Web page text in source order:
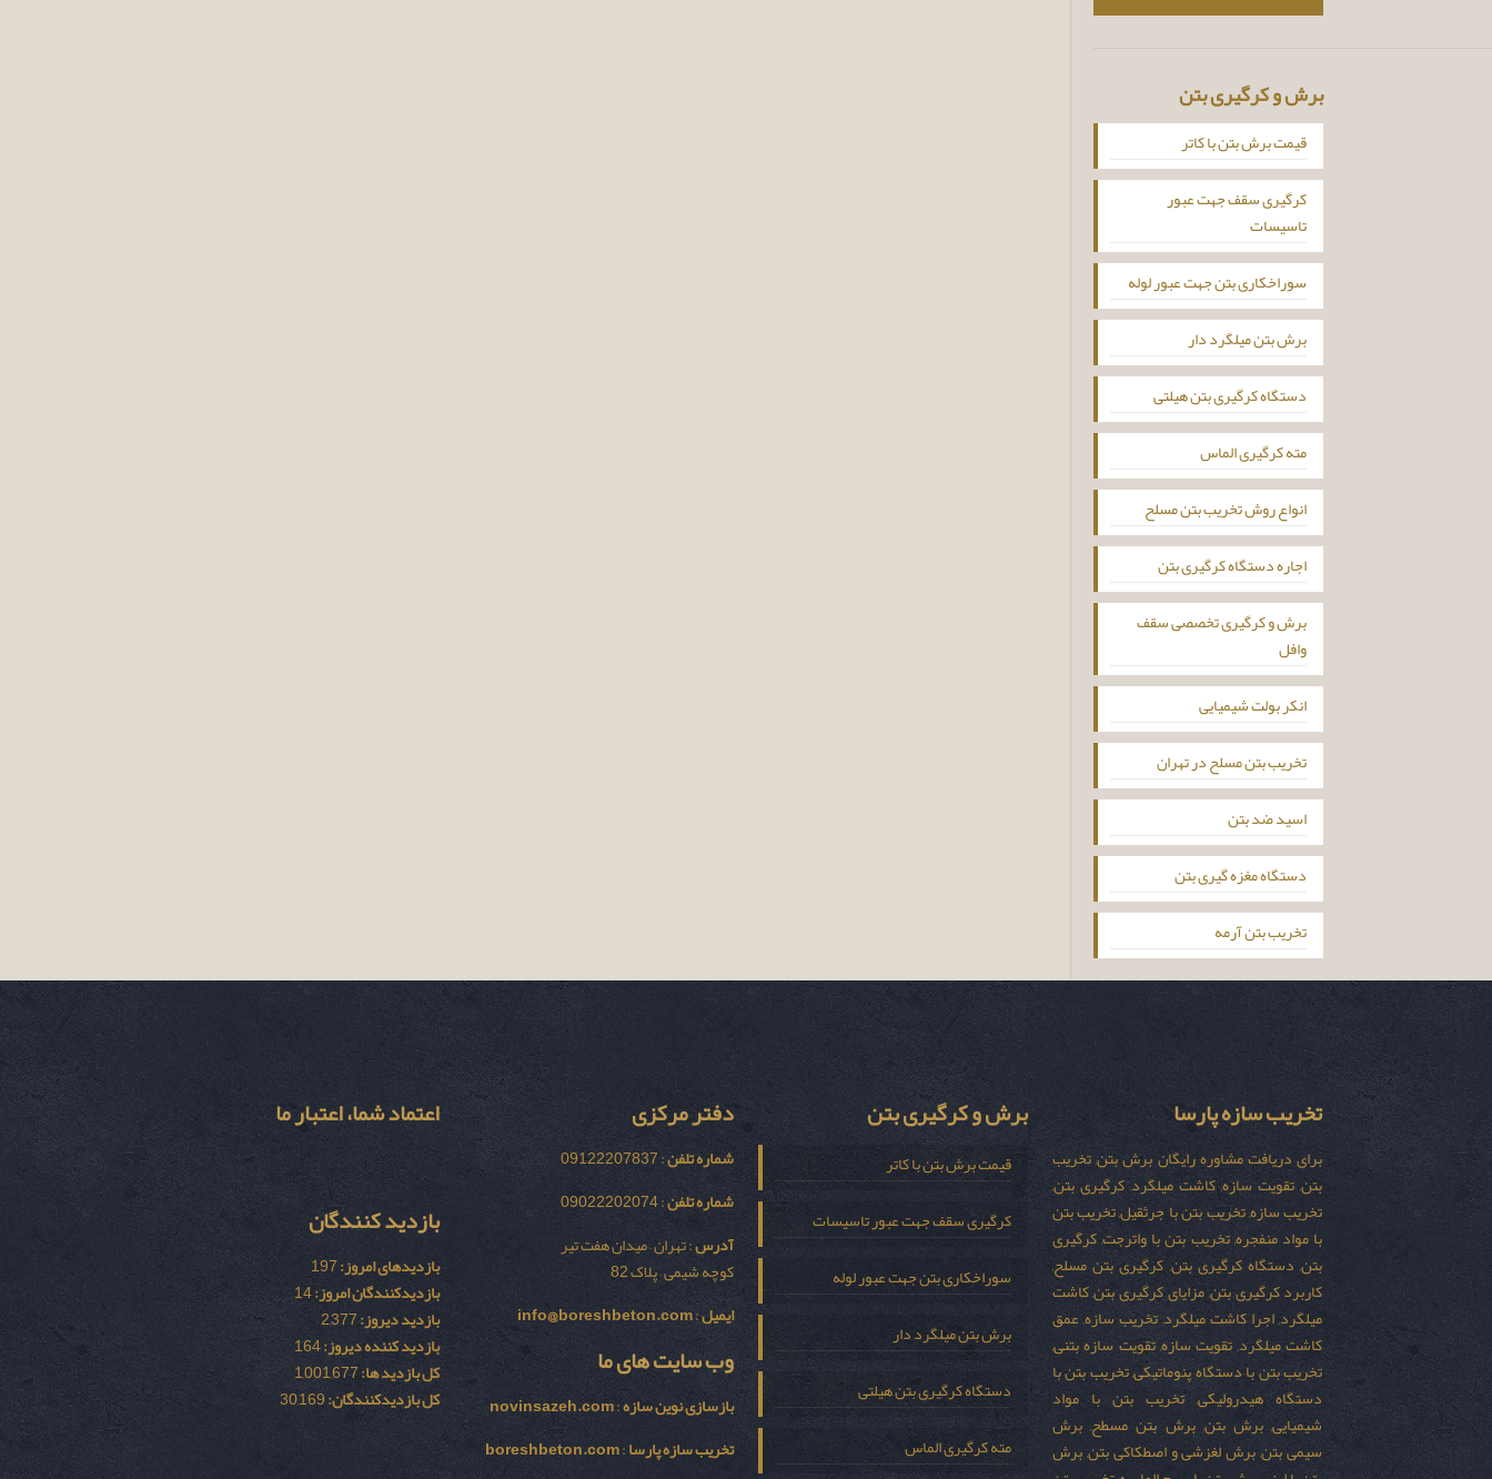
برش و کرگیری بتن
قیمت برش بتن با کاتر
کرگیری سقف جهت عبور
تاسیسات
سوراخکاری بتن جهت عبور لوله
برش بتن میلگرد دار
دستگاه کرگیری بتن هیلتی
مته کرگیری الماس
انواع روش تخریب بتن مسلح
اجاره دستگاه کرگیری بتن
برش و کرگیری تخصصی سقف
وافل
انکر بولت شیمیایی
تخریب بتن مسلح در تهران
اسید ضد بتن
دستگاه مغزه گیری بتن
تخریب بتن آرمه
تخریب سازه پارسا
برای دریافت مشاوره رایگان برش بتن, تخریب
بتن, تقویت سازه, کاشت میلگرد, کرگیری بتن,
تخریب سازه, تخریب بتن با جرثقیل, تخریب بتن
با مواد منفجره, تخریب بتن با واترجت, کرگیری
بتن, دستگاه کرگیری بتن, کرگیری بتن مسلح,
کاربرد کرگیری بتن, مزایای کرگیری بتن, کاشت
میلگرد, اجرا کاشت میلگرد, تخریب سازه, عمق
کاشت میلگرد, تقویت سازه, تقویت سازه بتنی,
تخریب بتن با دستگاه پنوماتیکی, تخریب بتن با
دستگاه هیدرولیکی, تخریب بتن با مواد
شیمیایی, برش بتن, برش بتن مسطح, برش
سیمی بتن, برش لغزشی و اصطکاکی بتن, برش
برش و کرگیری بتن
قیمت برش بتن با کاتر
کرگیری سقف جهت عبور تاسیسات
سوراخکاری بتن جهت عبور لوله
برش بتن میلگرد دار
دستگاه کرگیری بتن هیلتی
مته کرگیری الماس
دفتر مرکزی
شماره تلفن: 09122207837
شماره تلفن: 09022202074
آدرس: تهران – میدان هفت تیر
کوچه شیمی – پلاک 82
ایمیل:
info@boreshbeton.com
وب سایت های ما
بازسازی نوين سازه:
novinsazeh.com
تخریب سازه پارسا:
boreshbeton.com
اعتماد شما، اعتبار ما
بازدید کنندگان
بازدیدهای امروز:197
بازدیدکنندگان امروز:14
بازدید دیروز:2,377
بازدید کننده دیروز:164
کل بازدید ها:1,001,677
کل بازدیدکنند‌گان:30,169